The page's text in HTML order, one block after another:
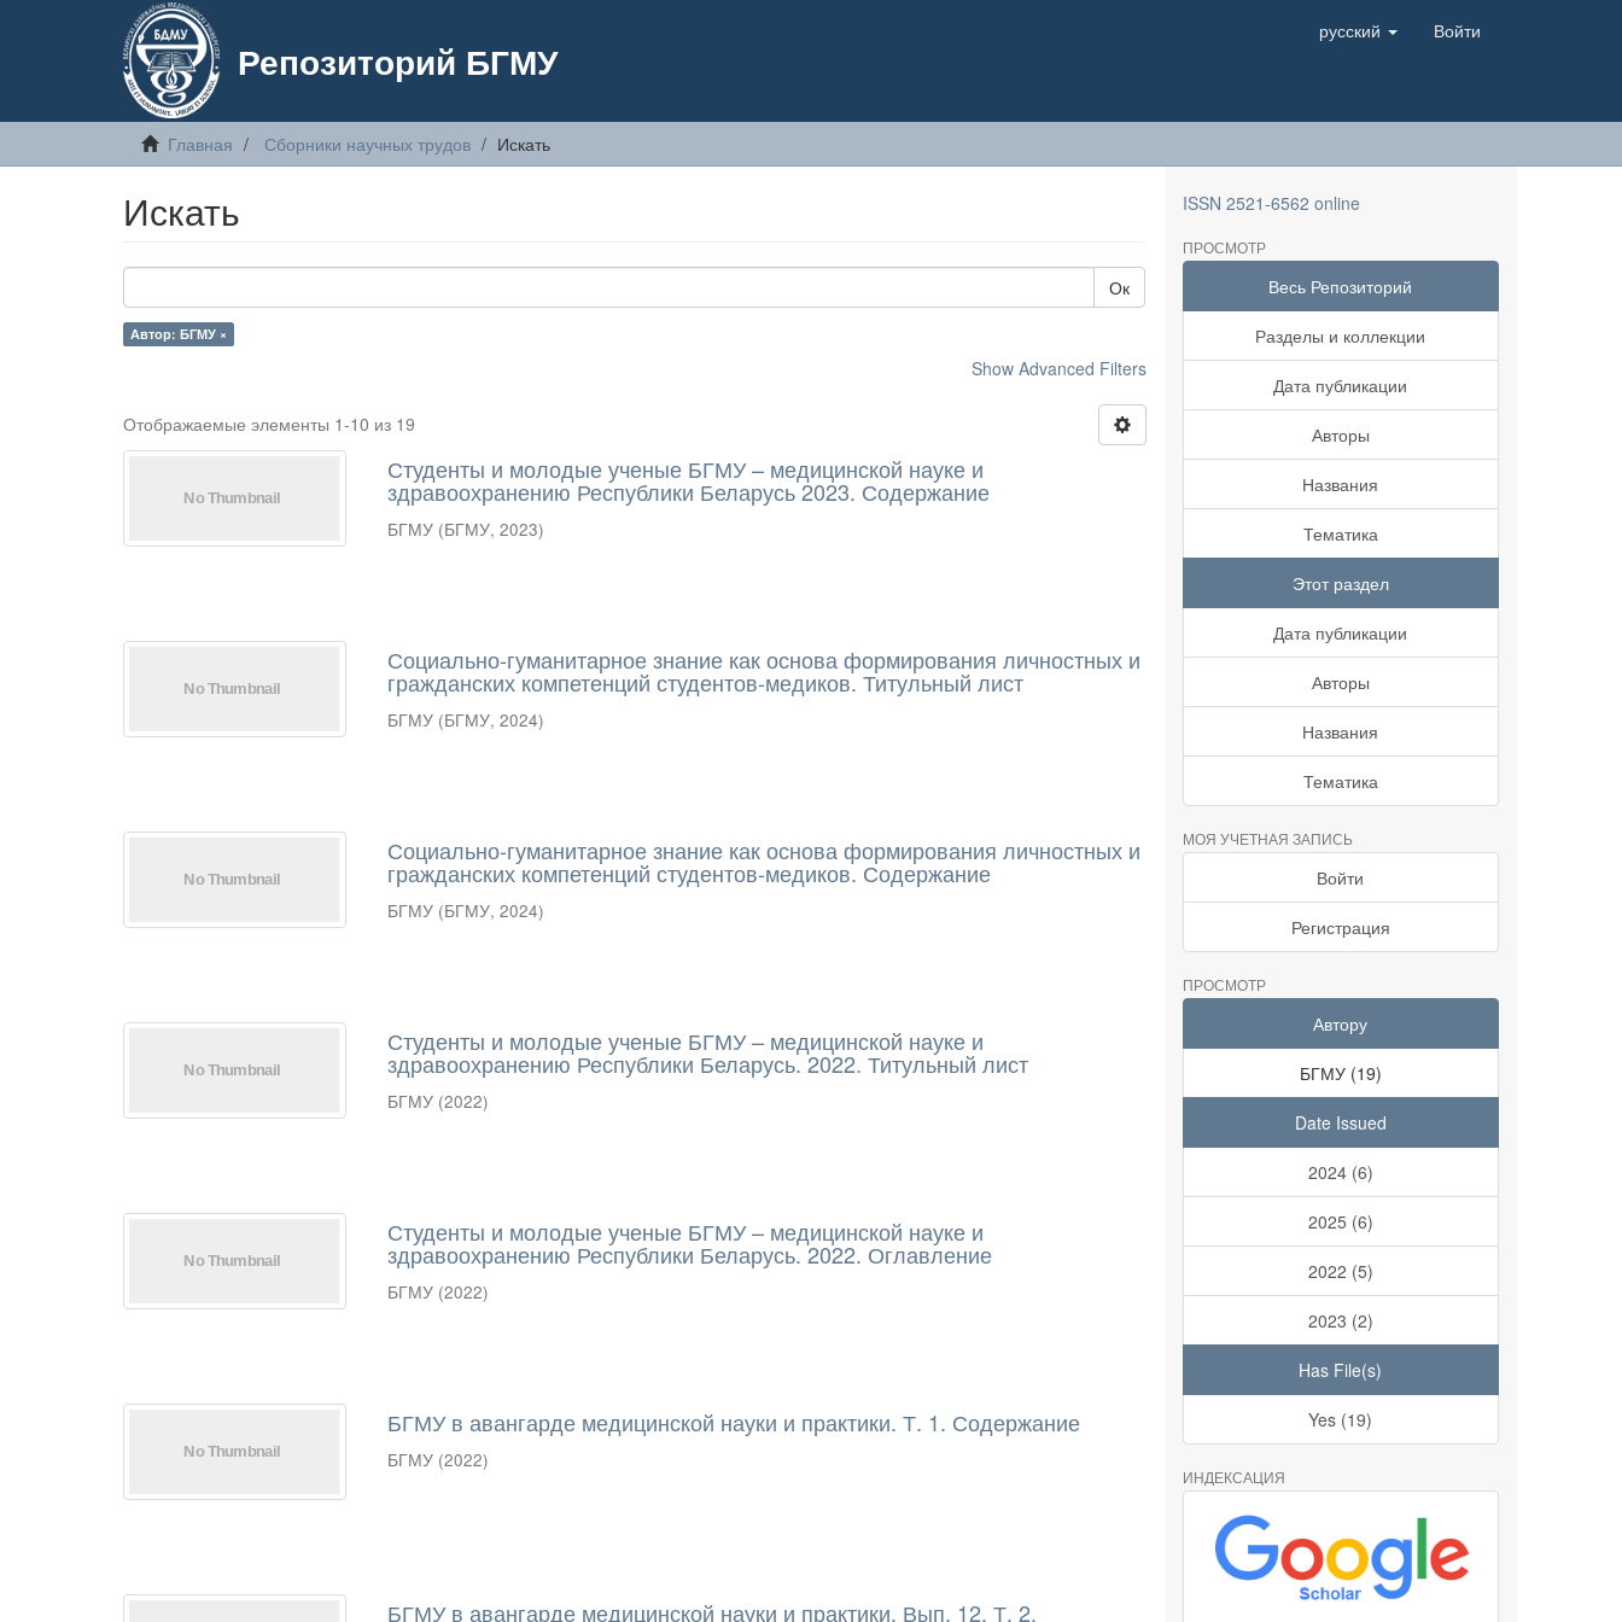
Репозиторий БГМУ
русский Войти
Главная Сборники научных трудов Искать
Искать
Ок
Автор: БГМУ ×
Show Advanced Filters
Отображаемые элементы 1-10 из 19
Студенты и молодые ученые БГМУ – медицинской науке и
здравоохранению Республики Беларусь 2023. Содержание
БГМУ (БГМУ,2023)
Социально-гуманитарное знание как основа формирования личностных и
гражданских компетенций студентов-медиков. Титульный лист
БГМУ (БГМУ,2024)
Социально-гуманитарное знание как основа формирования личностных и
гражданских компетенций студентов-медиков. Содержание
БГМУ (БГМУ,2024)
Студенты и молодые ученые БГМУ – медицинской науке и
здравоохранению Республики Беларусь. 2022. Титульный лист
БГМУ (2022)
Студенты и молодые ученые БГМУ – медицинской науке и
здравоохранению Республики Беларусь. 2022. Оглавление
БГМУ (2022)
БГМУ в авангарде медицинской науки и практики. Т. 1. Содержание
БГМУ (2022)
БГМУ в авангарде медицинской науки и практики. Вып. 12, Т. 2.
ISSN 2521-6562 online
ПРОСМОТР
Весь Репозиторий
Разделы и коллекции
Дата публикации
Авторы
Названия
Тематика
Этот раздел
Дата публикации
Авторы
Названия
Тематика
МОЯ УЧЕТНАЯ ЗАПИСЬ
Войти
Регистрация
ПРОСМОТР
Автору
БГМУ (19)
Date Issued
2024 (6)
2025 (6)
2022 (5)
2023 (2)
Has File(s)
Yes (19)
ИНДЕКСАЦИЯ